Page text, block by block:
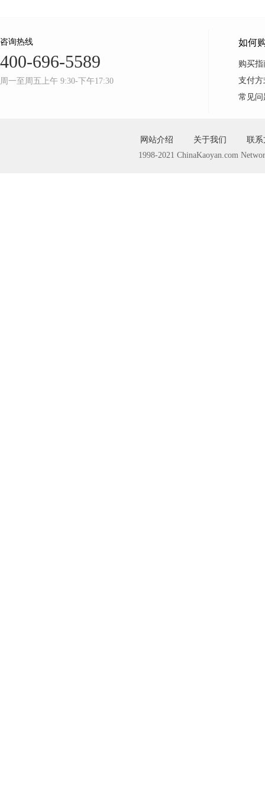
咨询热线
400-696-5589
周一至周五上午 9:30-下午17:30
如何
购买指
支付方
常见问
网站介绍 关于我们
联系
1998-2021 ChinaKaoyan.com